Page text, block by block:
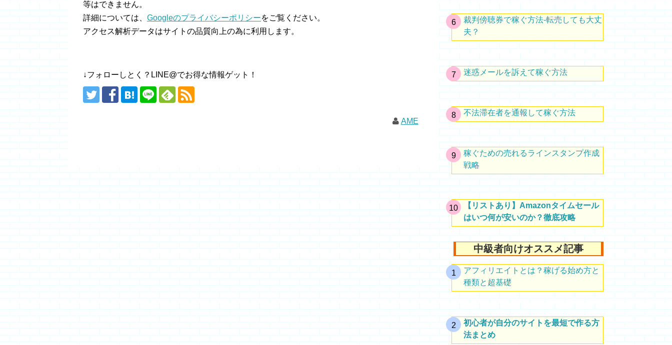
等はできません。
詳細については、 Googleのプライバシーポリシーをご覧ください。
アクセス解析データはサイトの品質向上の為に利用します。
↓フォローしとく？LINE@でお得な情報ゲット！
AME
裁判傍聴券で稼ぐ方法-転売しても大丈
夫？
迷惑メールを訴えて稼ぐ方法
不法滞在者を通報して稼ぐ方法
稼ぐための売れるラインスタンプ作成
戦略
【リストあり】Amazonタイムセール
はいつ何が安いのか？徹底攻略
中級者向けオススメ記事
アフィリエイトとは？稼げる始め方と
種類と超基礎
初心者が自分のサイトを最短で作る方
法まとめ